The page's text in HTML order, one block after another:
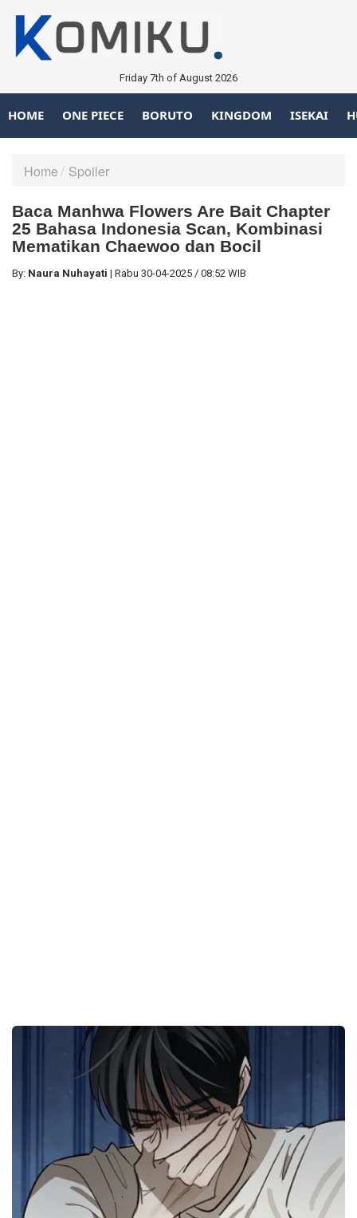
Friday 7th of August 2026
HOME ONE PIECE BORUTO KINGDOM ISEKAI
Home Spoiler
Baca Manhwa Flowers Are Bait Chapter
25 Bahasa Indonesia Scan, Kombinasi
Mematikan Chaewoo dan Bocil
By: Naura Nuhayati | Rabu 30-04-2025 / 08:52 WIB